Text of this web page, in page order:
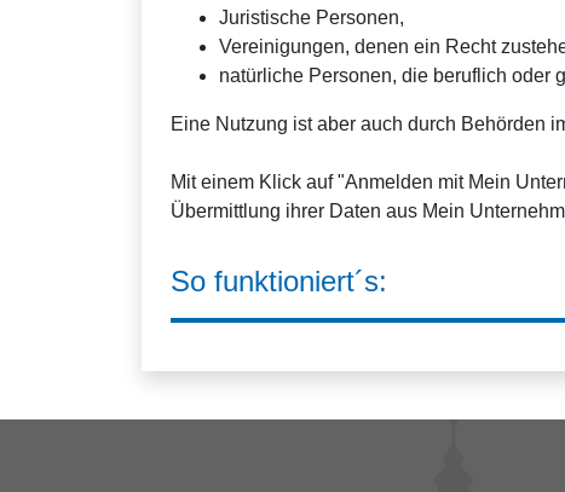
Juristische Personen,
Vereinigungen, denen ein Recht
natürliche Personen, die beruflich oder
Eine Nutzung ist aber auch durch Behörden
Mit einem Klick auf "Anmelden mit Mein
Übermittlung ihrer Daten aus Mein
So funktioniert´s: